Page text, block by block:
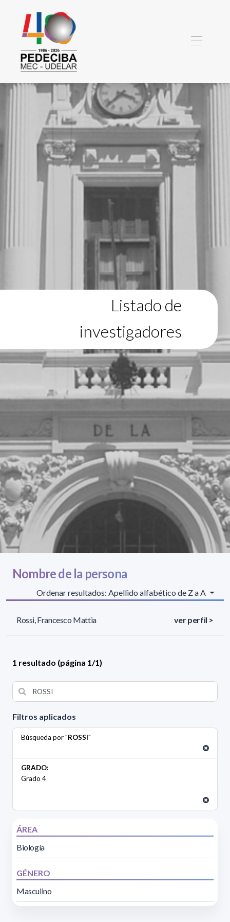
Listado de
investigadores
Filtros aplicados
Búsqueda por "ROSSI"
GRADO:
Grado 4
ÁREA
Biología
GÉNERO
Masculino
Nombre de la persona
Ordenar resultados: Apellido alfabético de Z a A
Rossi, Francesco Mattia ver perfil >
1 resultado (página 1/1)